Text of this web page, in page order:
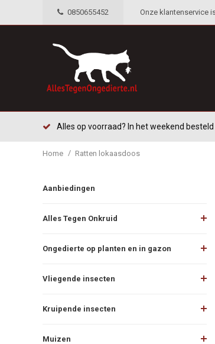
0850655452 Onze klantenservice
Alles op voorraad? In het weekend
Home / Ratten lokaasdoos
Aanbiedingen
Alles Tegen Onkruid
Ongedierte op planten en in gazon
Vliegende insecten
Kruipende insecten
Muizen